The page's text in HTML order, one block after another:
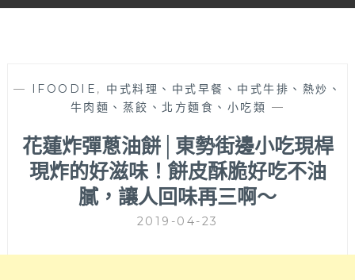
— IFOODIE , 中式料理、中式早餐、中式牛排、熱炒、
牛肉麵、蒸餃、北方麵食、小吃類 —
花蓮炸彈蔥油餅│東勢街邊小吃現桿
現炸的好滋味！餅皮酥脆好吃不油
膩，讓人回味再三啊～
2019-04-23